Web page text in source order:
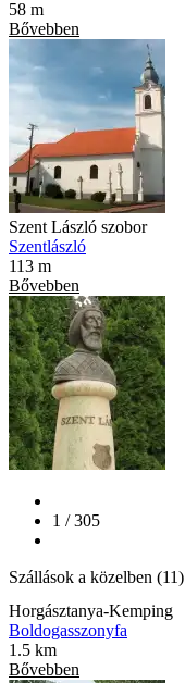
58 m
Bővebben
Szent László szobor
Szentlászló
113 m
Bővebben
1 / 305
Szállások a közelben (11)
Horgásztanya-Kemping
Boldogasszonyfa
1.5 km
Bővebben